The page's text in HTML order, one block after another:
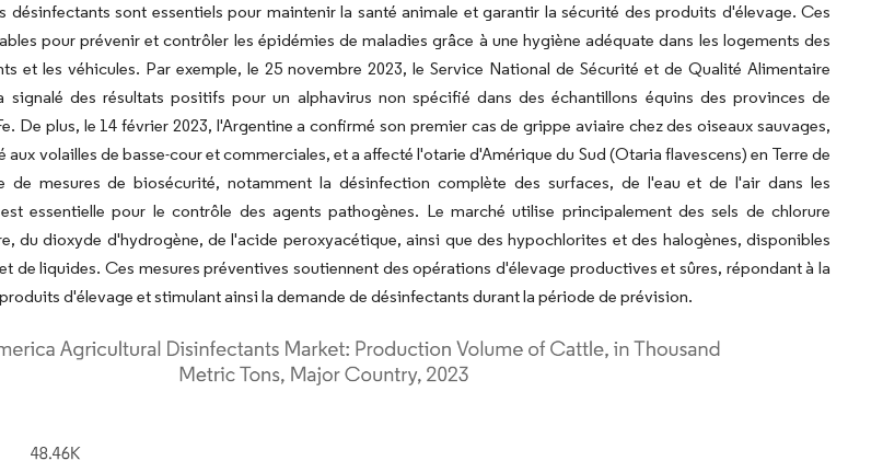
désinfectants sont essentiels pour maintenir la santé animale et garantir la sécurité des produits d'élevage. Ces
pour prévenir et contrôler les épidémies de maladies grâce à une hygiène adéquate dans les logements des
et les véhicules. Par exemple, le 25 novembre 2023, le Service National de Sécurité et de Qualité Alimentaire
signalé des résultats positifs pour un alphavirus non spécifié dans des échantillons équins des provinces de
De plus, le 14 février 2023, l'Argentine a confirmé son premier cas de grippe aviaire chez des oiseaux sauvages,
aux volailles de basse-cour et commerciales, et a affecté l'otarie d'Amérique du Sud (Otaria flavescens) en Terre de
de mesures de biosécurité, notamment la désinfection complète des surfaces, de l'eau et de l'air dans les
essentielle pour le contrôle des agents pathogènes. Le marché utilise principalement des sels de chlorure
du dioxyde d'hydrogène, de l'acide peroxyacétique, ainsi que des hypochlorites et des halogènes, disponibles
de liquides. Ces mesures préventives soutiennent des opérations d'élevage productives et sûres, répondant à la
d'élevage et stimulant ainsi la demande de désinfectants durant la période de prévision.